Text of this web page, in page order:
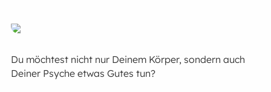
Du möchtest nicht nur Deinem Körper, sondern auch
Deiner Psyche etwas Gutes tun?